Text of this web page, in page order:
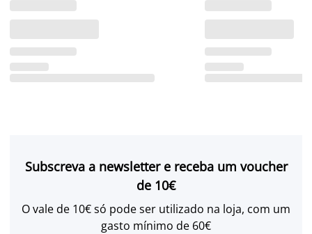
Subscreva a newsletter e receba um voucher
de 10€
O vale de 10€ só pode ser utilizado na loja, com um
gasto mínimo de 60€